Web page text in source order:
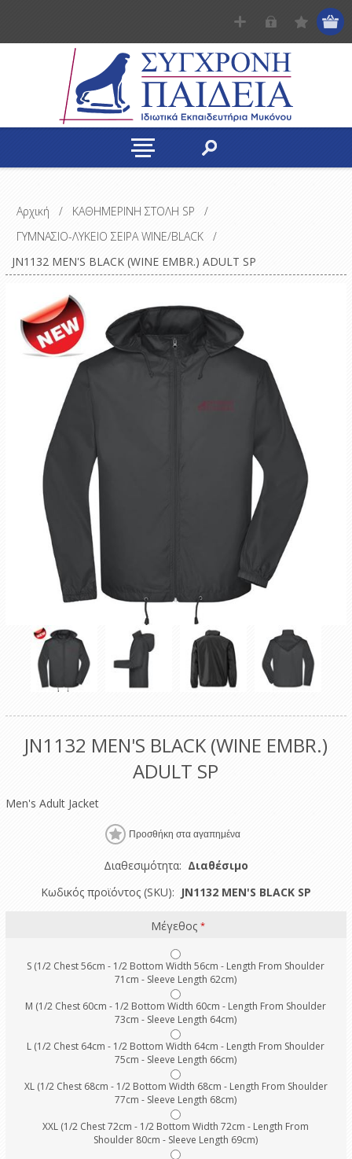
Αρχική / ΚΑΘΗΜΕΡΙΝΗ ΣΤΟΛΗ SP
/
ΓΥΜΝΑΣΙΟ-ΛΥΚΕΙΟ ΣΕΙΡΑ WINE/BLACK
/
JN1132 MEN'S BLACK (WINE EMBR.) ADULT SP
JN1132 MEN'S BLACK (WINE EMBR.)
ADULT SP
Men's Adult Jacket
Διαθεσιμότητα: Διαθέσιμο
Κωδικός προϊόντος (SKU): JN1132 MEN'S BLACK SP
Μέγεθος*
S (1/2 Chest 56cm - 1/2 Bottom Width 56cm - Length From Shoulder
71cm - Sleeve Length 62cm)
M (1/2 Chest 60cm - 1/2 Bottom Width 60cm - Length From Shoulder
73cm - Sleeve Length 64cm)
L (1/2 Chest 64cm - 1/2 Bottom Width 64cm - Length From Shoulder
75cm - Sleeve Length 66cm)
XL (1/2 Chest 68cm - 1/2 Bottom Width 68cm - Length From Shoulder
77cm - Sleeve Length 68cm)
XXL (1/2 Chest 72cm - 1/2 Bottom Width 72cm - Length From
Shoulder 80cm - Sleeve Length 69cm)